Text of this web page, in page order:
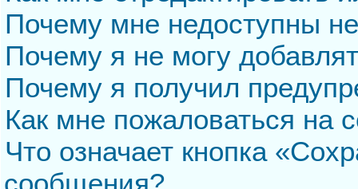
Почему мне недоступны
Почему я не могу
Почему я получил
Как мне пожаловаться на
Что означает кнопка